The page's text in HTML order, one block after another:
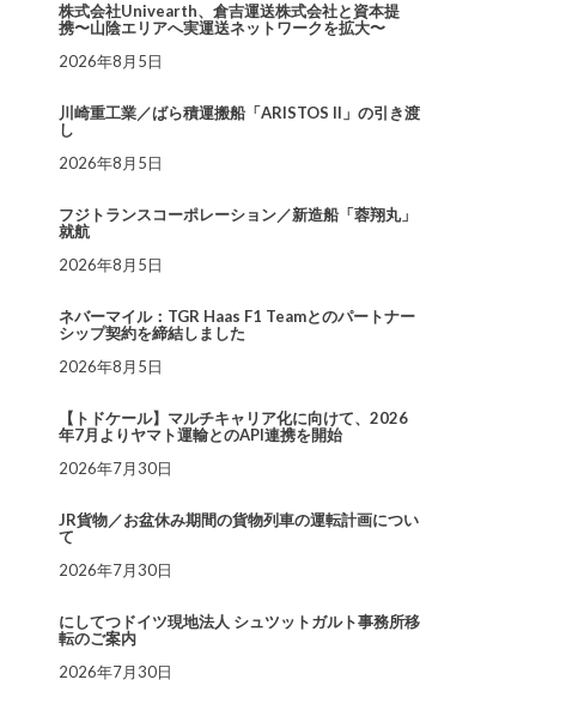
株式会社Univearth、倉吉運送株式会社と資本提
携〜山陰エリアへ実運送ネットワークを拡大〜
2026年8月5日
川崎重工業／ばら積運搬船「ARISTOS II」の引き渡
し
2026年8月5日
フジトランスコーポレーション／新造船「蓉翔丸」
就航
2026年8月5日
ネバーマイル：TGR Haas F1 Teamとのパートナー
シップ契約を締結しました
2026年8月5日
【トドケール】マルチキャリア化に向けて、2026
年7月よりヤマト運輸とのAPI連携を開始
2026年7月30日
JR貨物／お盆休み期間の貨物列車の運転計画につい
て
2026年7月30日
にしてつドイツ現地法人 シュツットガルト事務所移
転のご案内
2026年7月30日